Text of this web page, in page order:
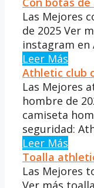
Las Mejores
de 2025 Ver
instagram en
Leer Más
Athletic club
Las Mejores
hombre de
camiseta
seguridad:
Leer Más
Toalla
Las Mejores
Ver más